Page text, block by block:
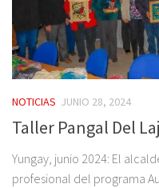
NOTICIAS JUNIO 28, 2024
Taller Pangal Del
Yungay, junio 2024: El
profesional del programa